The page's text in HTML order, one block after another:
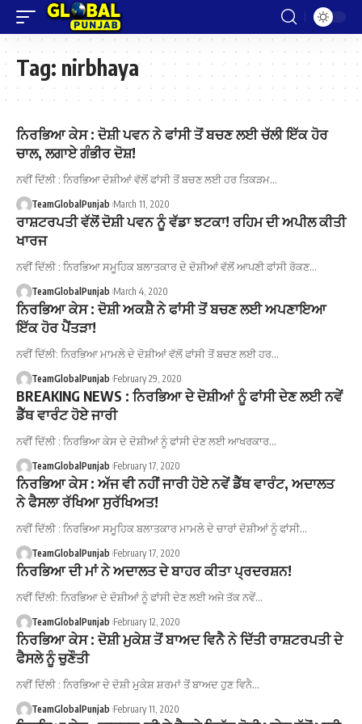
Tag: nirbhaya
ਨਿਰਭਿਆ ਕੇਸ : ਦੋਸ਼ੀ ਪਵਨ ਨੇ ਫਾਂਸੀ ਤੋਂ ਬਚਣ ਲਈ ਚੱਲੀ ਇੱਕ ਹੋਰ
ਚਾਲ, ਲਗਾਏ ਗੰਭੀਰ ਦੋਸ਼!
ਨਵੀਂ ਦਿੱਲੀ : ਨਿਰਭਿਆ ਦੋਸ਼ੀਆਂ ਵੱਲੋਂ ਫਾਂਸੀ ਤੋਂ ਬਚਣ ਲਈ ਹਰ ਤਿਕੜਮ…
TeamGlobalPunjab March 11, 2020
ਰਾਸ਼ਟਰਪਤੀ ਵੱਲੋਂ ਦੋਸ਼ੀ ਪਵਨ ਨੂੰ ਵੱਡਾ ਝਟਕਾ! ਰਹਿਮ ਦੀ ਅਪੀਲ ਕੀਤੀ
ਖਾਰਜ
ਨਵੀਂ ਦਿੱਲੀ : ਨਿਰਭਿਆ ਸਮੂਹਿਕ ਬਲਾਤਕਾਰ ਦੇ ਦੋਸ਼ੀਆਂ ਵੱਲੋਂ ਆਪਣੀ ਫਾਂਸੀ ਰੋਕਣ…
TeamGlobalPunjab March 4, 2020
ਨਿਰਭਿਆ ਕੇਸ : ਦੋਸ਼ੀ ਅਕਸ਼ੈ ਨੇ ਫਾਂਸੀ ਤੋਂ ਬਚਣ ਲਈ ਅਪਣਾਇਆ
ਇੱਕ ਹੋਰ ਪੈਂਤੜਾ!
ਨਵੀਂ ਦਿੱਲੀ: ਨਿਰਭਿਆ ਮਾਮਲੇ ਦੇ ਦੋਸ਼ੀਆਂ ਵੱਲੋਂ ਫਾਂਸੀ ਤੋਂ ਬਚਣ ਲਈ ਹਰ…
TeamGlobalPunjab February 29, 2020
BREAKING NEWS : ਨਿਰਭਿਆ ਦੇ ਦੋਸ਼ੀਆਂ ਨੂੰ ਫਾਂਸੀ ਦੇਣ ਲਈ ਨਵੇਂ
ਡੈੱਥ ਵਾਰੰਟ ਹੋਏ ਜਾਰੀ
ਨਵੀਂ ਦਿੱਲੀ : ਨਿਰਭਿਆ ਕੇਸ ਦੇ ਦੋਸ਼ੀਆਂ ਨੂੰ ਫਾਂਸੀ ਦੇਣ ਲਈ ਆਖਰਕਾਰ…
TeamGlobalPunjab February 17, 2020
ਨਿਰਭਿਆ ਕੇਸ : ਅੱਜ ਵੀ ਨਹੀਂ ਜਾਰੀ ਹੋਏ ਨਵੇਂ ਡੈੱਥ ਵਾਰੰਟ, ਅਦਾਲਤ
ਨੇ ਫੈਸਲਾ ਰੱਖਿਆ ਸੁਰੱਖਿਅਤ!
ਨਵੀਂ ਦਿੱਲੀ : ਨਿਰਭਿਆ ਸਮੂਹਿਕ ਬਲਾਤਕਾਰ ਮਾਮਲੇ ਦੇ ਚਾਰਾਂ ਦੋਸ਼ੀਆਂ ਨੂੰ ਫਾਂਸੀ…
TeamGlobalPunjab February 17, 2020
ਨਿਰਭਿਆ ਦੀ ਮਾਂ ਨੇ ਅਦਾਲਤ ਦੇ ਬਾਹਰ ਕੀਤਾ ਪ੍ਰਦਰਸ਼ਨ!
ਨਵੀਂ ਦਿੱਲੀ: ਨਿਰਭਿਆ ਦੇ ਦੋਸ਼ੀਆਂ ਨੂੰ ਫਾਂਸੀ ਦੇਣ ਲਈ ਅਜੇ ਤੱਕ ਨਵੇਂ…
TeamGlobalPunjab February 12, 2020
ਨਿਰਭਿਆ ਕੇਸ : ਦੋਸ਼ੀ ਮੁਕੇਸ਼ ਤੋਂ ਬਾਅਦ ਵਿਨੈ ਨੇ ਦਿੱਤੀ ਰਾਸ਼ਟਰਪਤੀ ਦੇ
ਫੈਸਲੇ ਨੂੰ ਚੁਣੌਤੀ
ਨਵੀਂ ਦਿੱਲੀ : ਨਿਰਭਿਆ ਦੇ ਦੋਸ਼ੀ ਮੁਕੇਸ਼ ਸ਼ਰਮਾਂ ਤੋਂ ਬਾਅਦ ਹੁਣ ਵਿਨੈ…
TeamGlobalPunjab February 11, 2020